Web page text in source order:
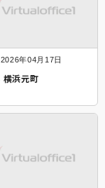
2026年04月17日
浜元町